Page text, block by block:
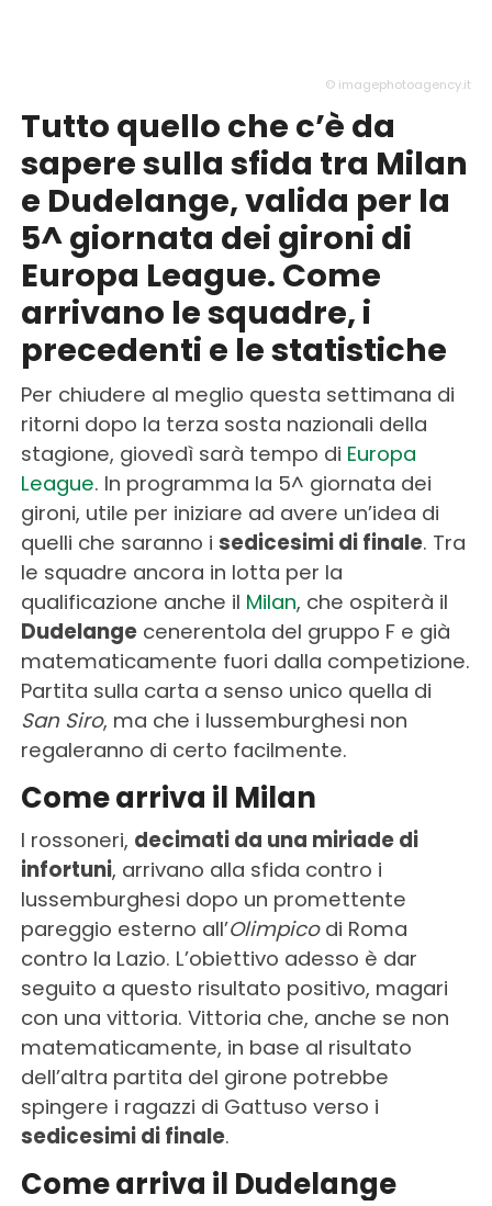
© imagephotoagency.it
Tutto quello che c’è da
sapere sulla sfida tra Milan
e Dudelange, valida per la
5^ giornata dei gironi di
Europa League. Come
arrivano le squadre, i
precedenti e le statistiche
Per chiudere al meglio questa settimana di
ritorni dopo la terza sosta nazionali della
stagione, giovedì sarà tempo di Europa
League. In programma la 5^ giornata dei
gironi, utile per iniziare ad avere un’idea di
quelli che saranno i sedicesimi di finale. Tra
le squadre ancora in lotta per la
qualificazione anche il Milan, che ospiterà il
Dudelangecenerentola del gruppo F e già
matematicamente fuori dalla competizione.
Partita sulla carta a senso unico quella di
San Siro, ma che i lussemburghesi non
regaleranno di certo facilmente.
Come arriva il Milan
I rossoneri, decimati da una miriade di
infortuni, arrivano alla sfida contro i
lussemburghesi dopo un promettente
pareggio esterno all’Olimpicodi Roma
contro la Lazio. L’obiettivo adesso è dar
seguito a questo risultato positivo, magari
con una vittoria. Vittoria che, anche se non
matematicamente, in base al risultato
dell’altra partita del girone potrebbe
spingere i ragazzi di Gattuso verso i
sedicesimi di finale.
Come arriva il Dudelange